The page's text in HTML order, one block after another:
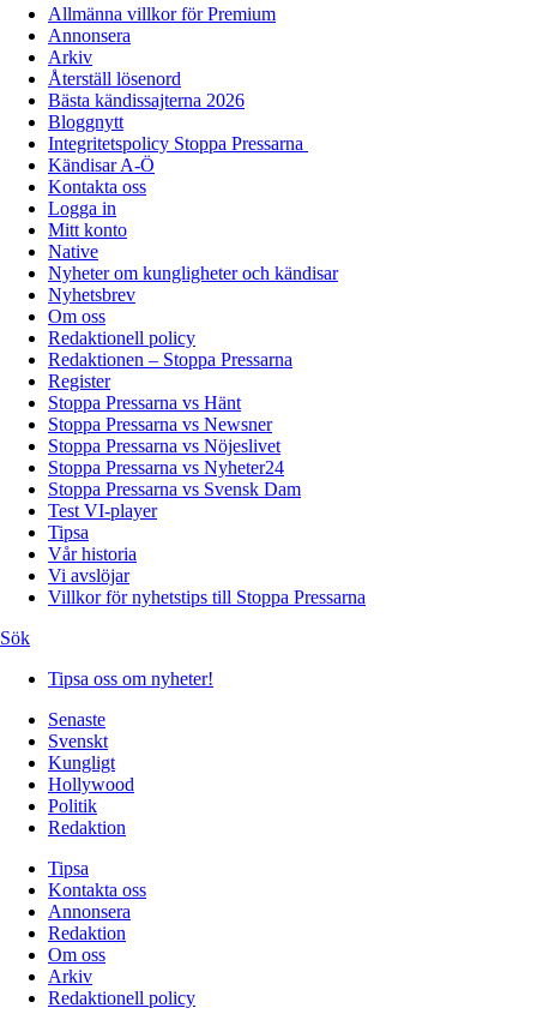
Allmänna villkor för Premium
Annonsera
Arkiv
Återställ lösenord
Bästa kändissajterna 2026
Bloggnytt
Integritetspolicy Stoppa Pressarna
Kändisar A-Ö
Kontakta oss
Logga in
Mitt konto
Native
Nyheter om kungligheter och kändisar
Nyhetsbrev
Om oss
Redaktionell policy
Redaktionen – Stoppa Pressarna
Register
Stoppa Pressarna vs Hänt
Stoppa Pressarna vs Newsner
Stoppa Pressarna vs Nöjeslivet
Stoppa Pressarna vs Nyheter24
Stoppa Pressarna vs Svensk Dam
Test VI-player
Tipsa
Vår historia
Vi avslöjar
Villkor för nyhetstips till Stoppa Pressarna
Sök
Tipsa oss om nyheter!
Senaste
Svenskt
Kungligt
Hollywood
Politik
Redaktion
Tipsa
Kontakta oss
Annonsera
Redaktion
Om oss
Arkiv
Redaktionell policy